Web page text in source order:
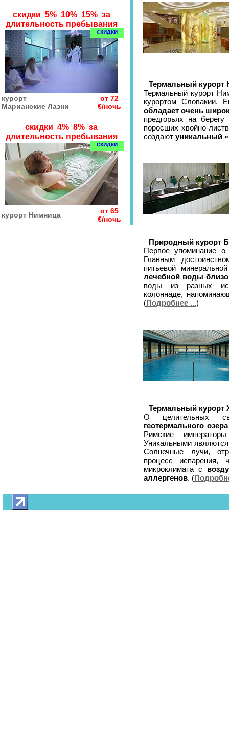
скидки 5% 10% 15% за
длительность пребывания
скидки
курорт
Марианские Лазни
от 72
€/ночь
скидки 4% 8% за
длительность пребывания
скидки
курорт Нимница
от 65
€/ночь
Термальный курорт
Термальный курорт
курортом Словакии.
обладает очень
предгорьях на берегу
поросших хвойно-
создают уникальный
Природный курорт
Первое упоминание о
Главным
питьевой
лечебной воды
воды из разных
колоннаде,
(Подробнее ...)
Термальный курорт
О целительных
геотермального
Римские
Уникальными
Солнечные лучи,
процесс испарения,
микроклимата с
аллергенов. (